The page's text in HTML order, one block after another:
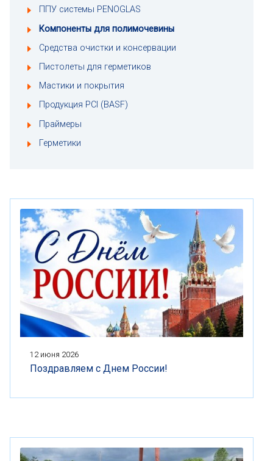
ППУ системы PENOGLAS
Компоненты для полимочевины
Средства очистки и консервации
Пистолеты для герметиков
Мастики и покрытия
Продукция PCI (BASF)
Праймеры
Герметики
12 июня 2026
Поздравляем с Днем России!